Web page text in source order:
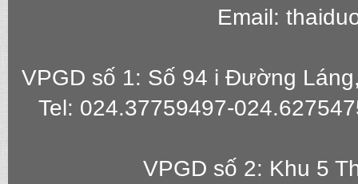
Email:
VPGD số 1: Số 94 i Đường
Tel: 024.37759497-
VPGD số 2: Khu 5